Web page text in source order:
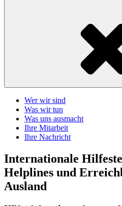
Wer wir sind
Was wir tun
Was uns ausmacht
Ihre Mitarbeit
Ihre Nachricht
Internationale
Helplines und
Ausland